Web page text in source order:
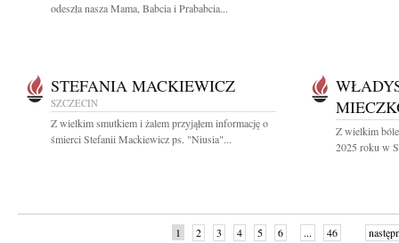
odeszła nasza Mama, Babcia i Prababcia...
STEFANIA MACKIEWICZ
SZCZECIN
Z wielkim smutkiem i żalem przyjąłem informację o
śmierci Stefanii Mackiewicz ps. "Niusia"...
Z wielkim
2025 roku w
1 2 3 4 5 6 ... 46